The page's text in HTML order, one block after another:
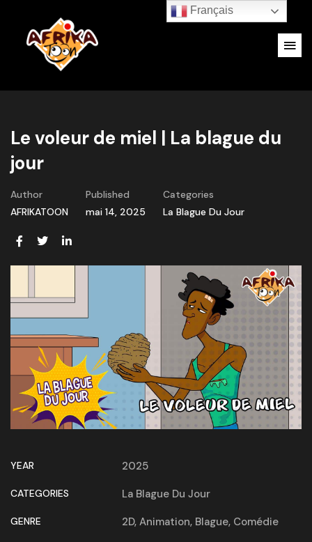
Le voleur de miel | La blague du
jour
Author
AFRIKATOON
Published
mai 14, 2025
Categories
La Blague Du Jour
YEAR 2025
CATEGORIES La Blague Du Jour
GENRE 2D, Animation, Blague, Comédie
Français